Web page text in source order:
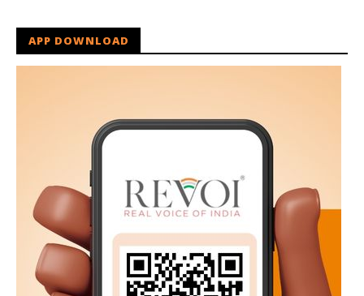
APP DOWNLOAD